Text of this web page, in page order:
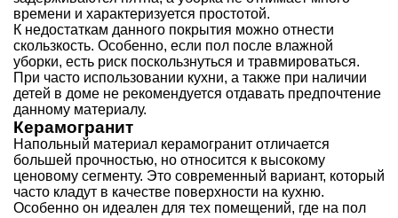
времени и характеризуется простотой.
К недостаткам данного покрытия можно отнести
скользкость. Особенно, если пол после влажной
уборки, есть риск поскользнуться и травмироваться.
При часто использовании кухни, а также при наличии
детей в доме не рекомендуется отдавать предпочтение
данному материалу.
Керамогранит
Напольный материал керамогранит отличается
большей прочностью, но относится к высокому
ценовому сегменту. Это современный вариант, который
часто кладут в качестве поверхности на кухню.
Особенно он идеален для тех помещений, где на пол